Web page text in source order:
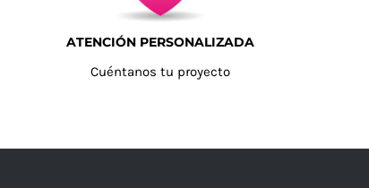
ATENCIÓN PERSONALIZADA
Cuéntanos tu proyecto